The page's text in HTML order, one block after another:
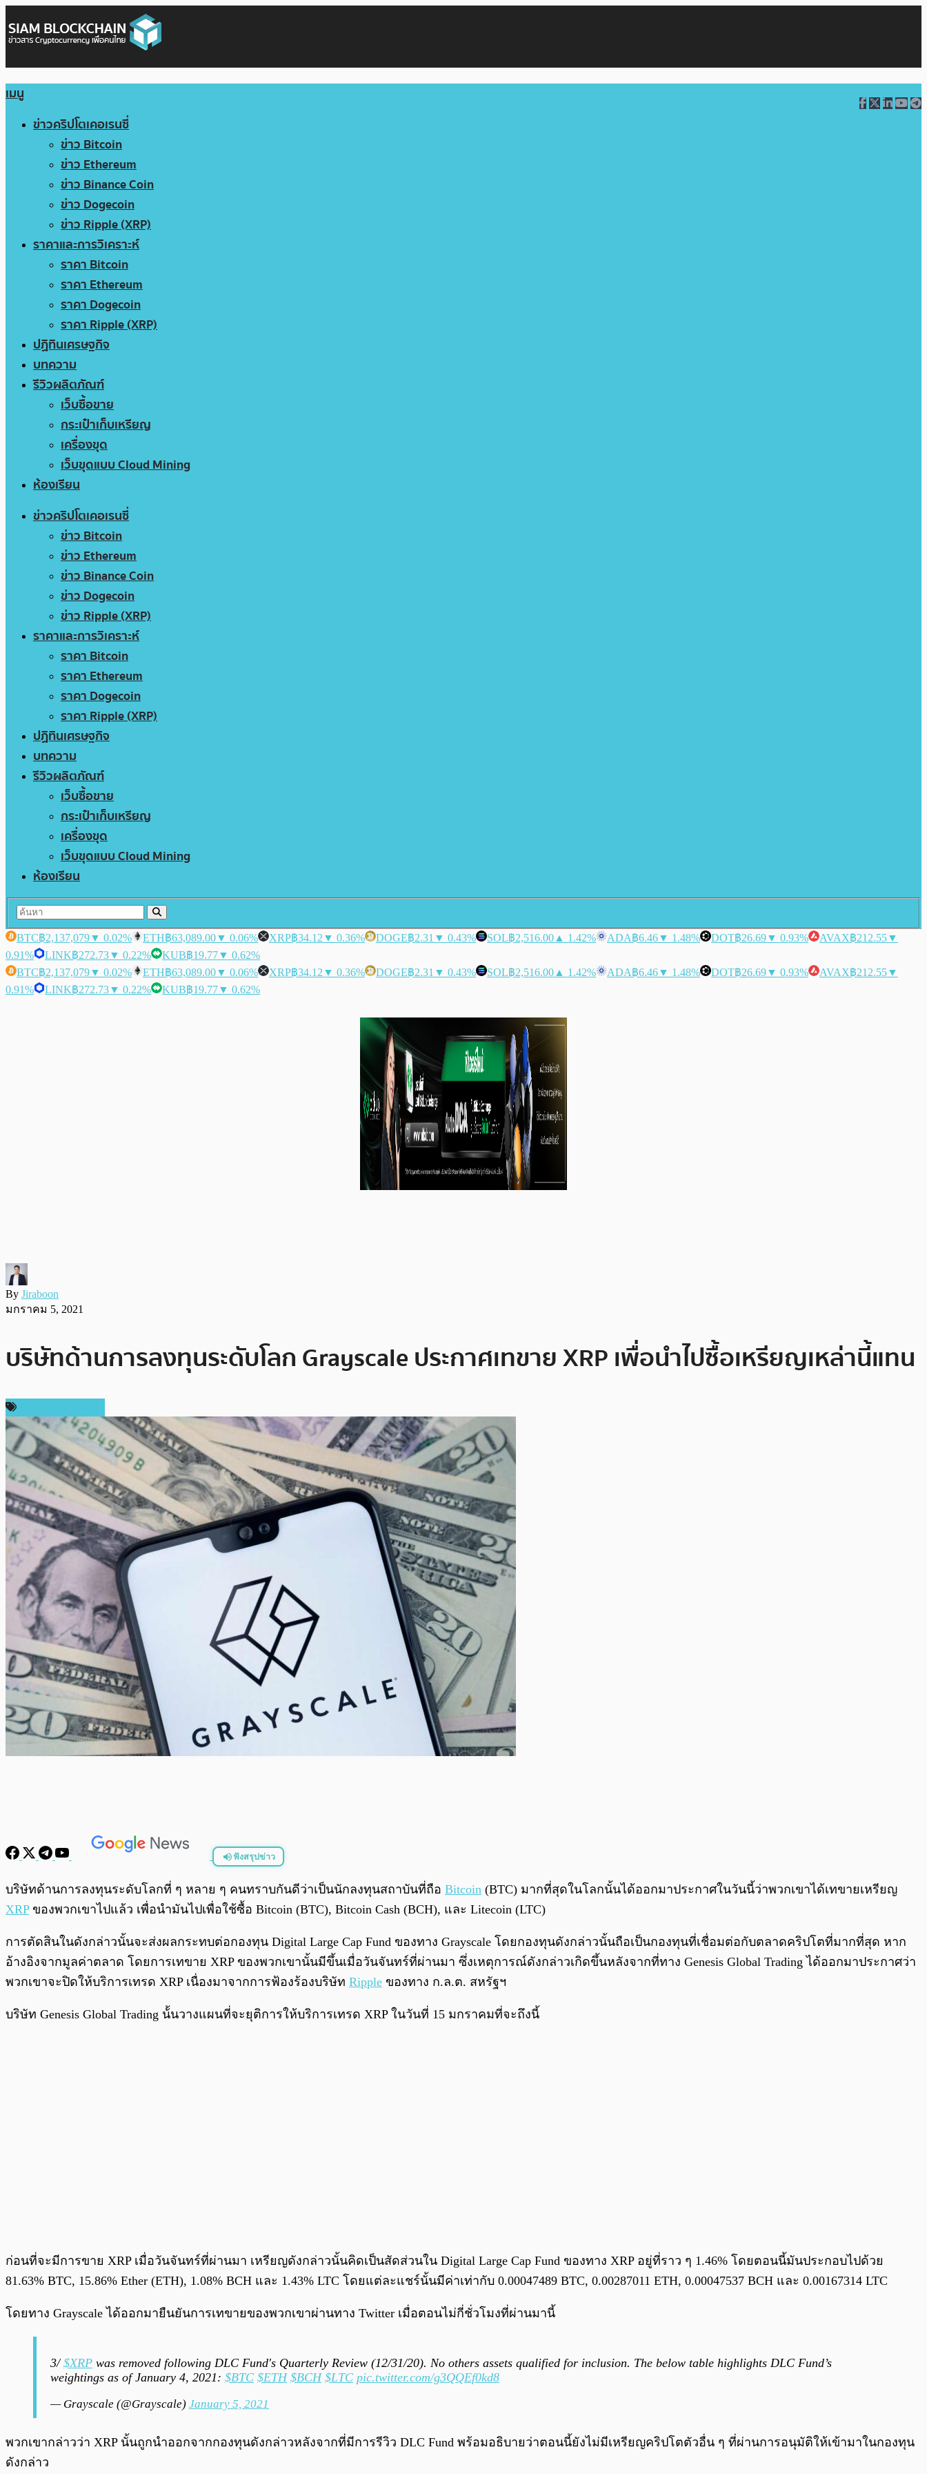
เมนู
ข่าวคริปโตเคอเรนซี่
ข่าว Bitcoin
ข่าว Ethereum
ข่าว Binance Coin
ข่าว Dogecoin
ข่าว Ripple (XRP)
ราคาและการวิเคราะห์
ราคา Bitcoin
ราคา Ethereum
ราคา Dogecoin
ราคา Ripple (XRP)
ปฏิทินเศรษฐกิจ
บทความ
รีวิวผลิตภัณฑ์
เว็บซื้อขาย
กระเป๋าเก็บเหรียญ
เครื่องขุด
เว็บขุดแบบ Cloud Mining
ห้องเรียน
ข่าวคริปโตเคอเรนซี่
ข่าว Bitcoin
ข่าว Ethereum
ข่าว Binance Coin
ข่าว Dogecoin
ข่าว Ripple (XRP)
ราคาและการวิเคราะห์
ราคา Bitcoin
ราคา Ethereum
ราคา Dogecoin
ราคา Ripple (XRP)
ปฏิทินเศรษฐกิจ
บทความ
รีวิวผลิตภัณฑ์
เว็บซื้อขาย
กระเป๋าเก็บเหรียญ
เครื่องขุด
เว็บขุดแบบ Cloud Mining
ห้องเรียน
BTC฿2,137,079▼ 0.02% ETH฿63,089.00▼ 0.06% XRP฿34.12 ▼ 0.36% DOGE฿2.31 ▼ 0.43% SOL฿2,516.00 ▲ 1.42% ADA฿6.46▼ 1.48% DOT฿26.69▼ 0.93% AVAX฿212.55▼
0.91%
LINK฿272.73▼ 0.22% KUB฿19.77▼ 0.62%
BTC฿2,137,079▼ 0.02% ETH฿63,089.00▼ 0.06% XRP฿34.12 ▼ 0.36% DOGE฿2.31 ▼ 0.43% SOL฿2,516.00 ▲ 1.42% ADA฿6.46▼ 1.48% DOT฿26.69▼ 0.93% AVAX฿212.55▼
0.91%
LINK฿272.73▼ 0.22% KUB฿19.77▼ 0.62%
By Jiraboon
มกราคม 5, 2021
บริษัทด้านการลงทุนระดับโลก Grayscale ประกาศเทขาย XRP เพื่อนำไปซื้อเหรียญเหล่านี้แทน
ฟังสรุปข่าว
พร้อมเล่น 0:00
บริษัทด้านการลงทุนระดับโลกที่ ๆ หลาย ๆ คนทราบกันดีว่าเป็นนักลงทุนสถาบันที่ถือ Bitcoin (BTC) มากที่สุดในโลกนั้นได้ออกมาประกาศในวันนี้ว่าพวกเขาได้เทขายเหรียญ
XRPของพวกเขาไปแล้ว เพื่อนำมันไปเพื่อใช้ซื้อ Bitcoin (BTC), Bitcoin Cash (BCH), และ Litecoin (LTC)
การตัดสินในดังกล่าวนั้นจะส่งผลกระทบต่อกองทุน Digital Large Cap Fund ของทาง Grayscale โดยกองทุนดังกล่าวนั้นถือเป็นกองทุนที่เชื่อมต่อกับตลาดคริปโตที่มากที่สุด หาก
อ้างอิงจากมูลค่าตลาด โดยการเทขาย XRP ของพวกเขานั้นมีขึ้นเมื่อวันจันทร์ที่ผ่านมา ซึ่งเหตุการณ์ดังกล่าวเกิดขึ้นหลังจากที่ทาง Genesis Global Trading ได้ออกมาประกาศว่า
พวกเขาจะปิดให้บริการเทรด XRP เนื่องมาจากการฟ้องร้องบริษัท Ripple ของทาง ก.ล.ต. สหรัฐฯ
บริษัท Genesis Global Trading น้้นวางแผนที่จะยุติการให้บริการเทรด XRP ในวันที่ 15 มกราคมที่จะถึงนี้
ก่อนที่จะมีการขาย XRP เมื่อวันจันทร์ที่ผ่านมา เหรียญดังกล่าวนั้นคิดเป็นสัดส่วนใน Digital Large Cap Fund ของทาง XRP อยู่ที่ราว ๆ 1.46% โดยตอนนี้มันประกอบไปด้วย
81.63% BTC, 15.86% Ether (ETH), 1.08% BCH และ 1.43% LTC โดยแต่ละแชร์นั้นมีค่าเท่ากับ 0.00047489 BTC, 0.00287011 ETH, 0.00047537 BCH และ 0.00167314 LTC
โดยทาง Grayscale ได้ออกมายืนยันการเทขายของพวกเขาผ่านทาง Twitter เมื่อตอนไม่กี่ชั่วโมงที่ผ่านมานี้
3/$XRP was removed following DLC Fund's Quarterly Review (12/31/20). No others assets qualified for inclusion. The below table highlights DLC Fund’s
weightings as of January 4, 2021: $BTC $ETH $BCH $LTC pic.twitter.com/g3QQEf0kd8
— Grayscale (@Grayscale) January 5, 2021
พวกเขากล่าวว่า XRP นั้นถูกนำออกจากกองทุนดังกล่าวหลังจากที่มีการรีวิว DLC Fund พร้อมอธิบายว่าตอนนี้ยังไม่มีเหรียญคริปโตตัวอื่น ๆ ที่ผ่านการอนุมัติให้เข้ามาในกองทุน
ดังกล่าว